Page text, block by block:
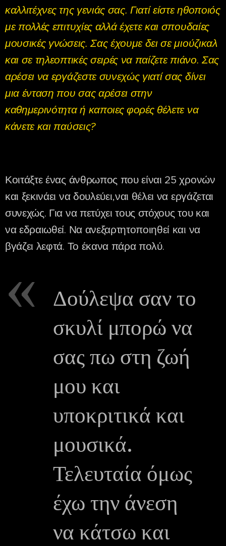
καλλιτέχνες της γενιάς σας. Γιατί είστε ηθοποιός
με πολλές επιτυχίες αλλά έχετε και σπουδαίες
μουσικές γνώσεις. Σας έχουμε δει σε μιούζικαλ
και σε τηλεοπτικές σειρές να παίζετε πιάνο. Σας
αρέσει να εργάζεστε συνεχώς γιατί σας δίνει
μια ένταση που σας αρέσει στην
καθημερινότητα ή καποιες φορές θέλετε να
κάνετε και παύσεις?
Κοιτάξτε ένας άνθρωπος που είναι 25 χρονών
και ξεκινάει να δουλεύει,ναι θέλει να εργάζεται
συνεχώς. Για να πετύχει τους στόχους του και
να εδραιωθεί. Να ανεξαρτητοποιηθεί και να
βγάζει λεφτά. Το έκανα πάρα πολύ.
Δούλεψα σαν το
σκυλί μπορώ να
σας πω στη ζωή
μου και
υποκριτικά και
μουσικά.
Τελευταία όμως
έχω την άνεση
να κάτσω και